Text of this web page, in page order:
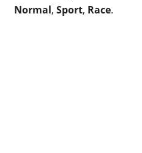
Normal, Sport, Race.